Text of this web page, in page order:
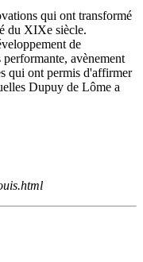
qui ont transformé
du XIXe siècle.
de
avènement
qui ont permis d'affirmer
Dupuy de Lôme a